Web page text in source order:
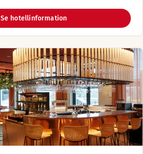
Se hotellinformation